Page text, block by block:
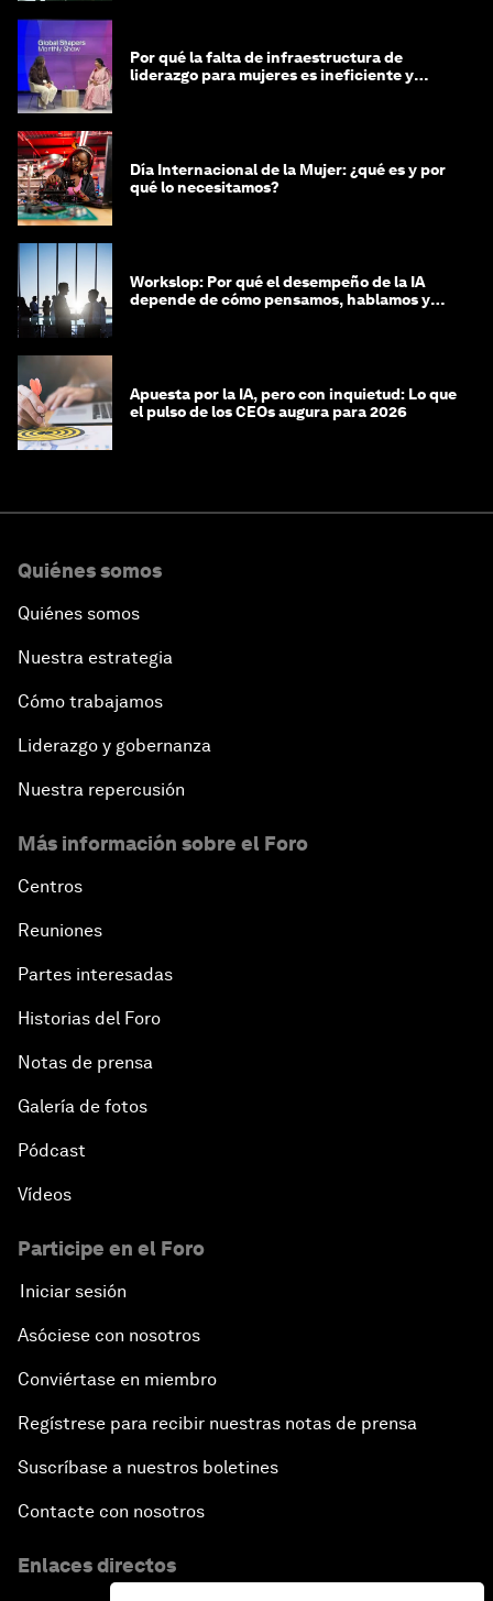
Por qué la falta de infraestructura de
liderazgo para mujeres es ineficiente y
Día Internacional de la Mujer: ¿qué es y por
qué lo necesitamos?
Workslop: Por qué el desempeño de la IA
depende de cómo pensamos, hablamos y
Apuesta por la IA, pero con inquietud: Lo que
el pulso de los CEOs augura para 2026
Quiénes somos
Quiénes somos
Nuestra estrategia
Cómo trabajamos
Liderazgo y gobernanza
Nuestra repercusión
Más información sobre el Foro
Centros
Reuniones
Partes interesadas
Historias del Foro
Notas de prensa
Galería de fotos
Pódcast
Vídeos
Participe en el Foro
Iniciar sesión
Asóciese con nosotros
Conviértase en miembro
Regístrese para recibir nuestras notas de prensa
Suscríbase a nuestros boletines
Contacte con nosotros
Enlaces directos